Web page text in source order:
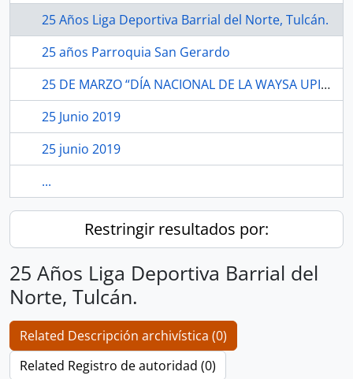
25 Años Liga Deportiva Barrial del Norte, Tulcán.
25 años Parroquia San Gerardo
25 DE MARZO “DÍA NACIONAL DE LA WAYSA UPINA”.
25 Junio 2019
25 junio 2019
...
Restringir resultados por:
25 Años Liga Deportiva Barrial del
Norte, Tulcán.
Related Descripción archivística (0)
Related Registro de autoridad (0)